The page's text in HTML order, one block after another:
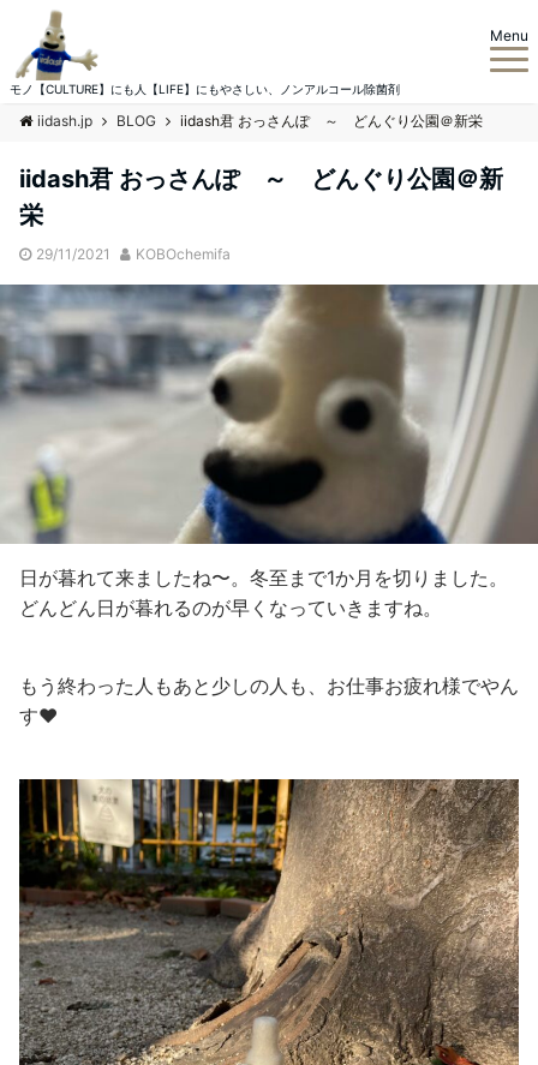
モノ【CULTURE】にも人【LIFE】にもやさしい、ノンアルコール除菌剤
Menu
iidash.jp BLOG iidash君 おっさんぽ ～ どんぐり公園＠新栄
iidash君 おっさんぽ ～ どんぐり公園＠新
栄
29/11/2021 KOBOchemifa
日が暮れて来ましたね〜。冬至まで1か月を切りました。
どんどん日が暮れるのが早くなっていきますね。
もう終わった人もあと少しの人も、お仕事お疲れ様でやん
す❤️